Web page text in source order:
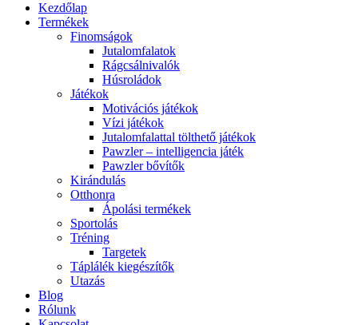
Kezdőlap
Termékek
Finomságok
Jutalomfalatok
Rágcsálnivalók
Húsroládok
Játékok
Motivációs játékok
Vízi játékok
Jutalomfalattal tölthető játékok
Pawzler – intelligencia játék
Pawzler bővítők
Kirándulás
Otthonra
Ápolási termékek
Sportolás
Tréning
Targetek
Táplálék kiegészítők
Utazás
Blog
Rólunk